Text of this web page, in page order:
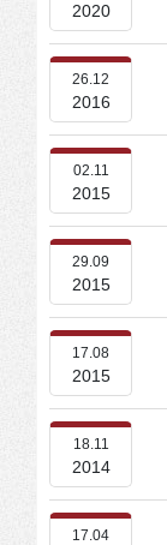
2020
26.12
2016
02.11
2015
29.09
2015
17.08
2015
18.11
2014
17.04